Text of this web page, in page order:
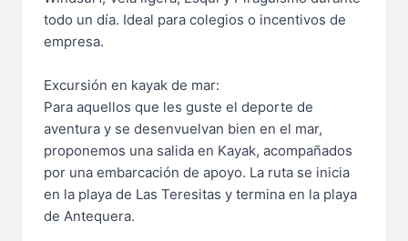
todo un día. Ideal para colegios o incentivos de
empresa.
Excursión en kayak de mar:
Para aquellos que les guste el deporte de
aventura y se desenvuelvan bien en el mar,
proponemos una salida en Kayak, acompañados
por una embarcación de apoyo. La ruta se inicia
en la playa de Las Teresitas y termina en la playa
de Antequera.